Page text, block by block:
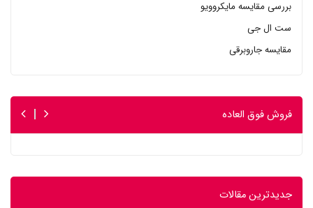
بررسی مقایسه مایکروویو
ست ال جی
مقایسه جاروبرقی
فروش فوق العاده
جدیدترین مقالات